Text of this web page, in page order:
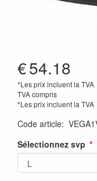
€54.18
*Les prix incluent la TVA
TVA compris
*Les prix incluent la TVA
Code article:
Sélectionnez svp